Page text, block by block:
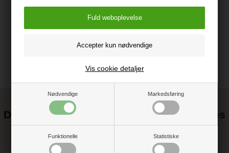
Nødvendige Markedsføring
Funktionelle Statistiske
Vis cookie detaljer
Vejledning
Det kan blive endnu billigere at handle hos
os! ;-)
Tilmeld dig vores nyhedsbrev og gå ikke glip af gode tilbud